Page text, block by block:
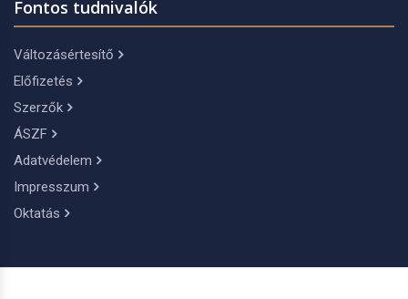
Fontos tudnivalók
Változásértesítő
Előfizetés
Szerzők
ÁSZF
Adatvédelem
Impresszum
Oktatás